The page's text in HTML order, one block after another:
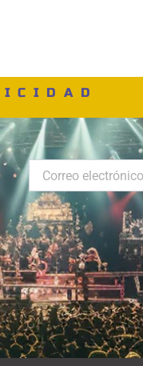
Correo
electrónico